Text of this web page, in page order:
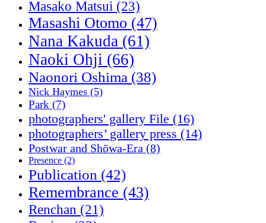
Masako Matsui (23)
Masashi Otomo (47)
Nana Kakuda (61)
Naoki Ohji (66)
Naonori Oshima (38)
Nick Haymes (5)
Park (7)
photographers' gallery File (16)
photographers’ gallery press (14)
Postwar and Shōwa-Era (8)
Presence (2)
Publication (42)
Remembrance (43)
Renchan (21)